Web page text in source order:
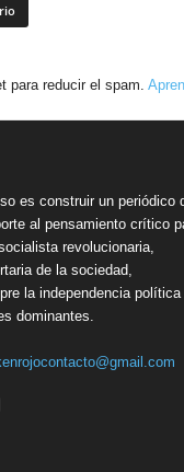
para reducir el spam.
es construir un periódico
al pensamiento crítico
revolucionaria,
de la sociedad,
la independencia política
dominantes.